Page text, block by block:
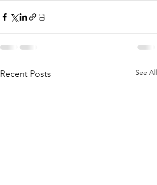
Recent Posts See All